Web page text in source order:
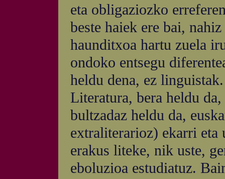
eta obligaziozko
beste haiek ere bai,
haunditxoa hartu zuela
ondoko entsegu
heldu dena, ez
Literatura, bera heldu
bultzadaz heldu da,
extraliterarioz) ekarri eta
erakus liteke, nik uste,
eboluzioa estudiatuz.